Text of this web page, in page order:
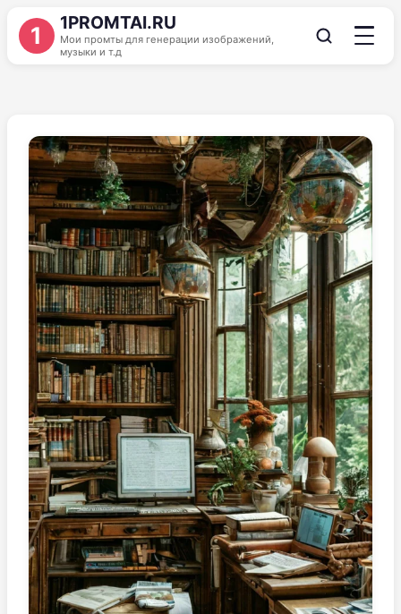
1 1PROMTAI.RU
Мои промты для генерации изображений,
музыки и т.д